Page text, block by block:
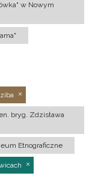
w Nowym
bryg. Zdzisława
Etnograficzne